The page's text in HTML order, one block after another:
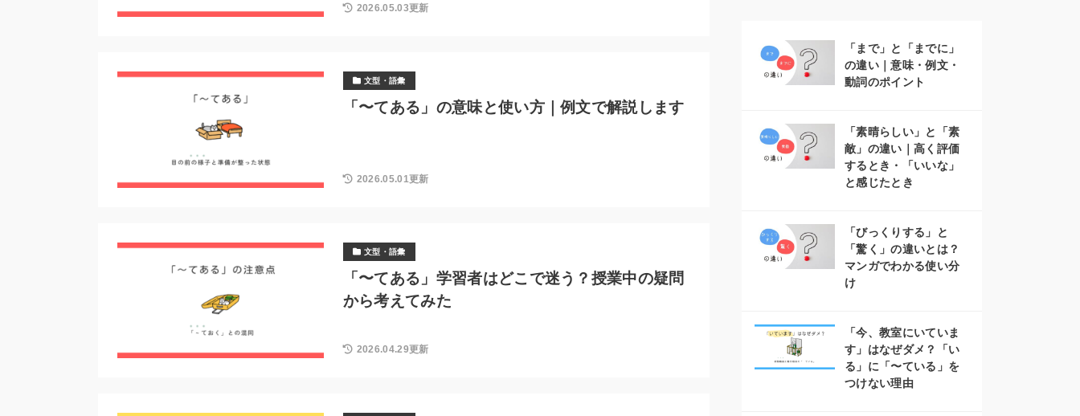
2026.05.03更新
文型・語彙
「〜てある」の意味と使い方｜例文で解説します
2026.05.01更新
文型・語彙
「〜てある」学習者はどこで迷う？授業中の疑問
から考えてみた
2026.04.29更新
「まで」と「までに」
の違い｜意味・例文・
動詞のポイント
「素晴らしい」と「素
敵」の違い｜高く評価
するとき・「いいな」
と感じたとき
「びっくりする」と
「驚く」の違いとは？
マンガでわかる使い分
け
「今、教室にいていま
す」はなぜダメ？「い
る」に「〜ている」を
つけない理由